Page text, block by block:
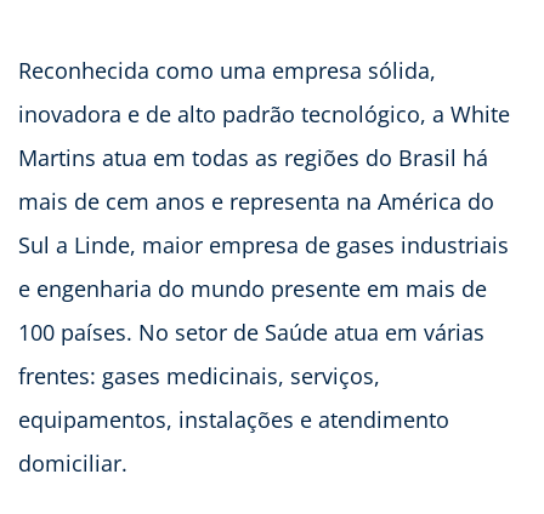
Reconhecida como uma empresa sólida,
inovadora e de alto padrão tecnológico, a White
Martins atua em todas as regiões do Brasil há
mais de cem anos e representa na América do
Sul a Linde, maior empresa de gases industriais
e engenharia do mundo presente em mais de
100 países. No setor de Saúde atua em várias
frentes: gases medicinais, serviços,
equipamentos, instalações e atendimento
domiciliar.